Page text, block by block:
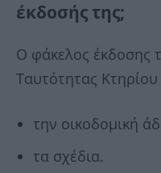
έκδοσής της;
Ο φάκελος έκδοσης
Ταυτότητας Κτηρίου
την οικοδομική
τα σχέδια.